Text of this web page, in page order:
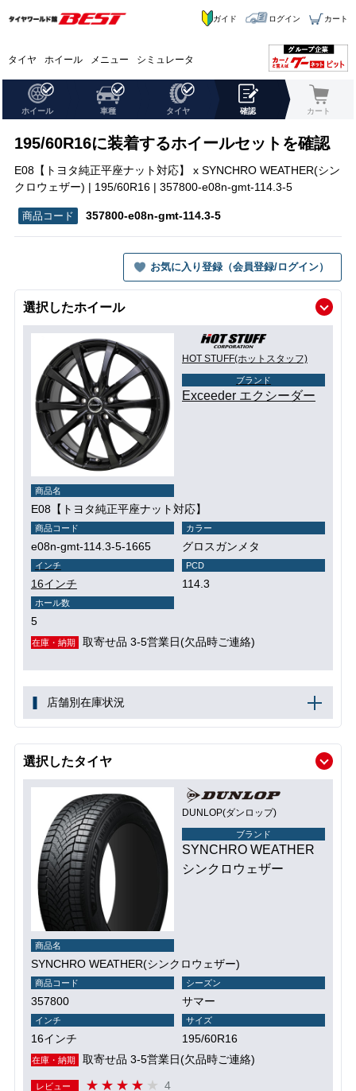
タイヤ ホイール メニュー シミュレータ
ガイド ログイン カート
ホイール 車種 タイヤ 確認 カート
195/60R16に装着するホイールセットを確認
E08【トヨタ純正平座ナット対応】 x SYNCHRO WEATHER(シン
クロウェザー) | 195/60R16 | 357800-e08n-gmt-114.3-5
357800-e08n-gmt-114.3-5
お気に入り登録（会員登録/ログイン）
選択したホイール
HOT STUFF(ホットスタッフ)
ブランド
Exceeder エクシーダー
商品名
E08【トヨタ純正平座ナット対応】
商品コード
e08n-gmt-114.3-5-1665
カラー
グロスガンメタ
インチ
16インチ
PCD
114.3
ホール数
5
在庫・納期 取寄せ品 3-5営業日(欠品時ご連絡)
店舗別在庫状況
選択したタイヤ
DUNLOP(ダンロップ)
ブランド
SYNCHRO WEATHER
シンクロウェザー
商品名
SYNCHRO WEATHER(シンクロウェザー)
商品コード
357800
シーズン
サマー
インチ
16インチ
サイズ
195/60R16
在庫・納期 取寄せ品 3-5営業日(欠品時ご連絡)
レビュー 4